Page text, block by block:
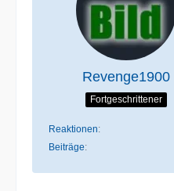
Revenge1900
Fortgeschrittener
Reaktionen
Beiträge